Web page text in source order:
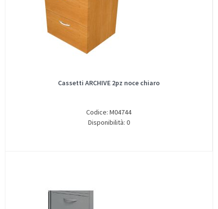
Cassetti ARCHIVE 2pz noce chiaro
Codice: M04744
Disponibilità: 0